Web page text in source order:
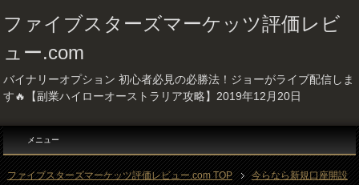
ファイブスターズマーケッツ評価レビ
ュー.com
バイナリーオプション 初心者必見の必勝法！ジョーがライブ配信しま
す🔥【副業ハイローオーストラリア攻略】2019年12月20日
メニュー
ファイブスターズマーケッツ評価レビュー.com TOP
今らなら新規口座開設